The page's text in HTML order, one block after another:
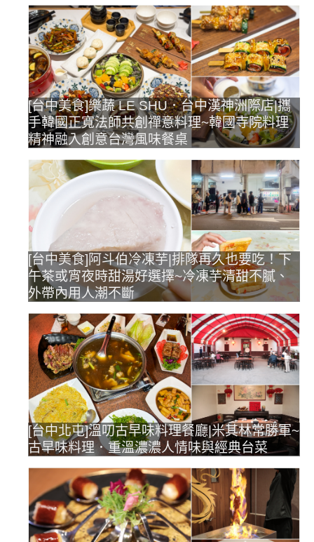
[台中美食]樂蔬 LE SHU．台中漢神洲際店|攜
手韓國正寬法師共創禪意料理~韓國寺院料理
精神融入創意台灣風味餐桌
[台中美食]阿斗伯冷凍芋|排隊再久也要吃！下
午茶或宵夜時甜湯好選擇~冷凍芋清甜不膩、
外帶內用人潮不斷
[台中北屯]溫叨古早味料理餐廳|米其林常勝軍~
古早味料理．重溫濃濃人情味與經典台菜